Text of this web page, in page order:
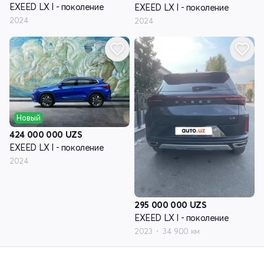
EXEED LX I - поколение
2024
EXEED LX I - поколение
2024
Новый
424 000 000 UZS
EXEED LX I - поколение
2024
295 000 000 UZS
EXEED LX I - поколение
2023 34 900 км